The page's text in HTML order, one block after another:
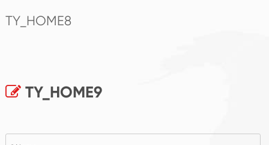
TY_HOME8
TY_HOME9